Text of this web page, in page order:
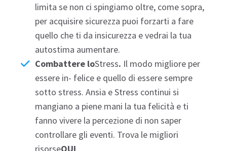
limita se non ci spingiamo oltre, come sopra,
per acquisire sicurezza puoi forzarti a fare
quello che ti da insicurezza e vedrai la tua
autostima aumentare.
Combattere loStress. Il modo migliore per
essere in- felice e quello di essere sempre
sotto stress. Ansia e Stress continui si
mangiano a piene mani la tua felicità e ti
fanno vivere la percezione di non saper
controllare gli eventi. Trova le migliori
risorseQUI.